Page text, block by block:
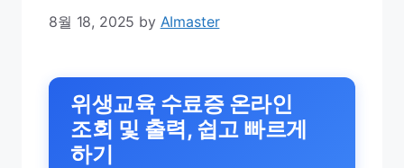
8월 18, 2025 by AImaster
위생교육 수료증 온라인
조회 및 출력, 쉽고 빠르게
하기